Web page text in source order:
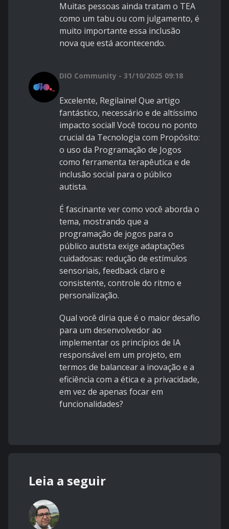
Muitas pessoas ainda tratam o TEA
como um tabu ou com julgamento, é
muito importante essa inclusão
nova que está acontecendo.
DIO Community - 31/10/2025 09:18
Excelente, Regilaine! Que artigo
fantástico, necessário e de altíssimo
impacto social! Você tocou no ponto
crucial da Tecnologia com Propósito:
o uso da Programação de Jogos
como ferramenta terapêutica e de
inclusão social para o público
autista.
É fascinante ver como você aborda o
tema, mostrando que a
programação de jogos para o
público autista exige adaptações
cuidadosas: redução de estímulos
sensoriais, feedback claro e
consistente, controle do ritmo e
personalização.
Qual você diria que é o maior desafio
para um desenvolvedor ao
implementar os princípios de IA
responsável em um projeto, em
termos de balancear a inovação e a
eficiência com a ética e a privacidade,
em vez de apenas focar em
funcionalidades?
Leia a seguir